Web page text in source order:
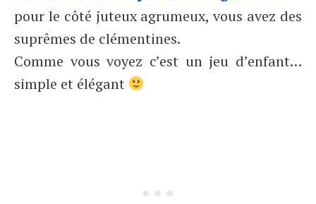
pour le côté juteux agrumeux, vous avez des
suprêmes de clémentines.
Comme vous voyez c’est un jeu d’enfant…
simple et élégant